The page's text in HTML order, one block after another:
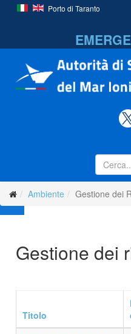
Porto di Taranto
Ambiente Gestione dei
Gestione dei
Titolo